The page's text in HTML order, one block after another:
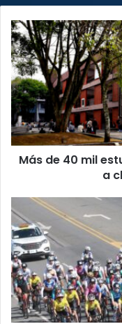
Más
de
40
mil
estudiantes
de
la
UCR
regresaron
lunes
Más de 40 mil
a
ciclistas
enfrentarán
los
443
kilómetros
de
la
Vuelta